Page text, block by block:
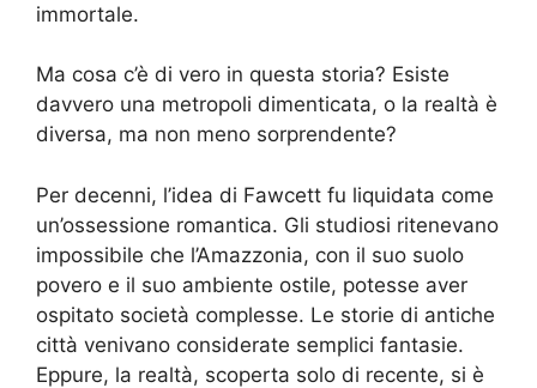
immortale.
Ma cosa c’è di vero in questa storia? Esiste
davvero una metropoli dimenticata, o la realtà è
diversa, ma non meno sorprendente?
Per decenni, l’idea di Fawcett fu liquidata come
un’ossessione romantica. Gli studiosi ritenevano
impossibile che l’Amazzonia, con il suo suolo
povero e il suo ambiente ostile, potesse aver
ospitato società complesse. Le storie di antiche
città venivano considerate semplici fantasie.
Eppure, la realtà, scoperta solo di recente, si è